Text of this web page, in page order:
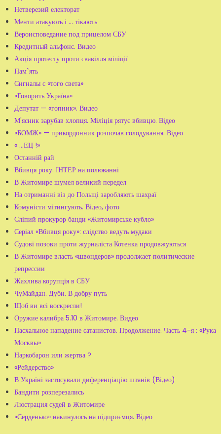
Нетверезий електорат
Менти атакують і ... тікають
Вероисповедание под прицелом СБУ
Кредитный альфонс. Видео
Акція протесту проти свавілля міліції
Пам`ять
Сигналы с «того света»
«Говорить Україна»
Депутат — «гопник». Видео
М'ясник зарубав хлопця. Міліція рятує вбивцю. Відео
«БОМЖ» — прикордонник розпочав голодування. Відео
« ...ЕЦ !»
Останній рай
Вбивця року. ІНТЕР на полюванні
В Житомире шумел великий передел
На отриманні віз до Польщі заробляють шахраї
Комуністи мітингують. Відео, фото
Сліпий прокурор банди «Житомирське кубло»
Серіал «Вбивця року»: слідство ведуть мудаки
Судові позови проти журналіста Котенка продовжуються
В Житомире власть «швондеров» продолжает политические
репрессии
Жахлива корупція в СБУ
ЧуМайдан. Дуби. В добру путь
Щоб ви всі воскресли!
Оружие калибра 5.10 в Житомире. Видео
Пасхальное нападение сатанистов. Продолжение. Часть 4-я : «Рука
Москвы»
Наркобарон или жертва ?
«Рейдерство»
В Україні застосували диференціацію штанів (Відео)
Бандити розперезались
Люстрация судей в Житомире
«Серденько» накинулось на підприємця. Відео